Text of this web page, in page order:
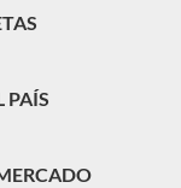
PAÍS